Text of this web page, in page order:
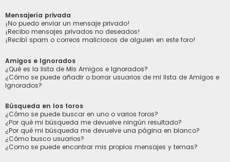
Mensajería privada
¡No puedo enviar un mensaje privado!
¡Recibo mensajes privados no deseados!
¡Recibí spam o correos maliciosos de alguien en este foro!
Amigos e Ignorados
¿Qué es la lista de Mis Amigos e Ignorados?
¿Cómo se puede añadir o borrar usuarios de mi lista de Amigos e
Ignorados?
Búsqueda en los foros
¿Cómo se puede buscar en uno o varios foros?
¿Por qué mi búsqueda me devuelve ningún resultado?
¿Por qué mi búsqueda me devuelve una página en blanco?
¿Cómo busco usuarios?
¿Como se puede encontrar mis propios mensajes y temas?